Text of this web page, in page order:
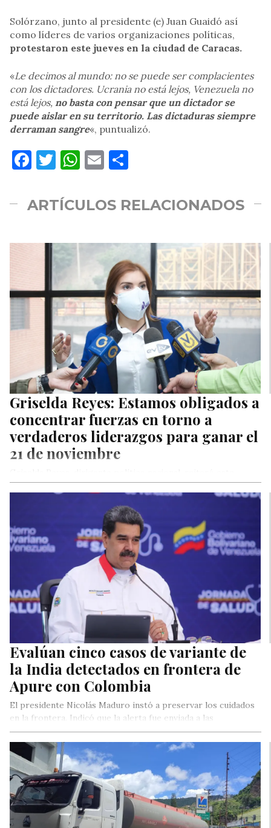
Solórzano, junto al presidente (e) Juan Guaidó así
como líderes de varios organizaciones políticas,
protestaron este jueves en la ciudad de Caracas.
«Le decimos al mundo: no se puede ser complacientes
con los dictadores. Ucrania no está lejos, Venezuela no
está lejos, no basta con pensar que un dictador se
puede aislar en su territorio. Las dictaduras siempre
derraman sangre«, puntualizó.
Facebook
Twitter
WhatsApp
Email
ARTÍCULOS RELACIONADOS
Griselda Reyes: Estamos obligados a
concentrar fuerzas en torno a
verdaderos liderazgos para ganar el
21 de noviembre
domingo, que mientras existan roscas políticas e
imposiciones de cogollos partidistas será muy…
Evalúan cinco casos de variante de
la India detectados en frontera de
Apure con Colombia
El presidente Nicolás Maduro instó a preservar los cuidados
en la frontera. Indicó que la alerta fue enviada a las
autoridades colombianas, ya que en la nación neogranadina
«no hay ninguna medida de bioseguridad para el pueblo».